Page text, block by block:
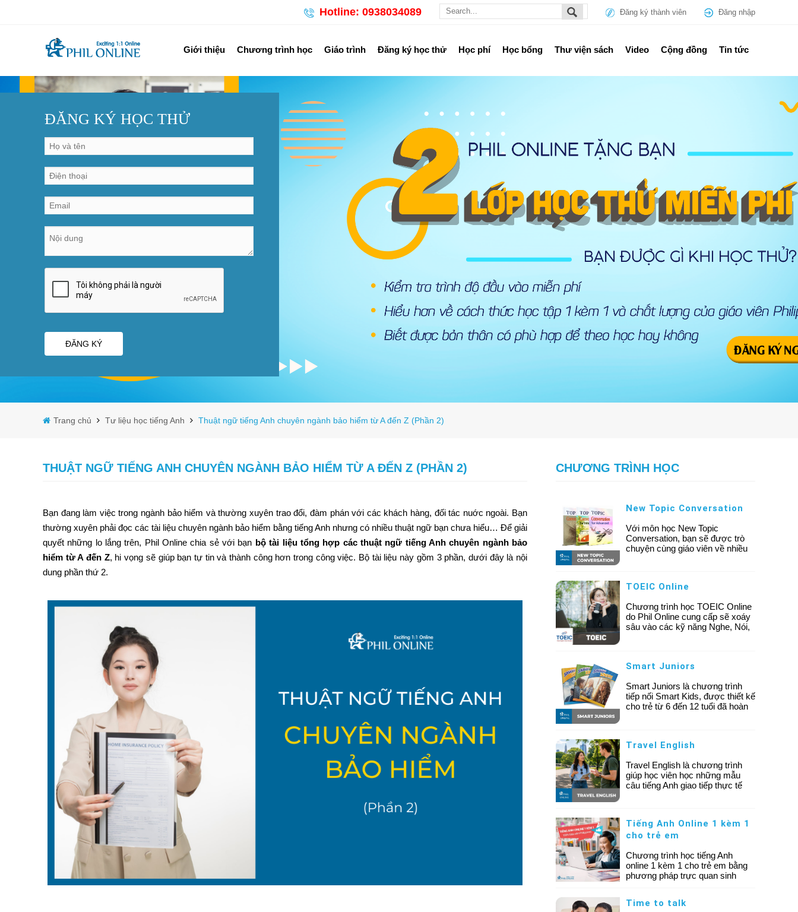
Đăng nhập
Đăng ký thành viên
Hotline: 0938034089
Giới thiệu Chương trình học Giáo trình Đăng ký học thử Học phí Học bổng Thư viện sách Video Cộng đồng Tin tức
ĐĂNG KÝ HỌC THỬ
ĐĂNG KÝ
Trang chủ Tư liệu học tiếng Anh Thuật ngữ tiếng Anh chuyên ngành bảo hiểm từ A đến Z (Phần 2)
CHƯƠNG TRÌNH HỌC
New Topic Conversation
Với môn học New Topic
Conversation, bạn sẽ được trò
chuyện cùng giáo viên về nhiều
xã hội, công việc hay văn hóa.
TOEIC Online
Chương trình học TOEIC Online
do Phil Online cung cấp sẽ xoáy
sâu vào các kỹ năng Nghe, Nói,
đến 40 ngày, được đứng lớp bởi
TOEIC.
Smart Juniors
Smart Juniors là chương trình
tiếp nối Smart Kids, được thiết kế
cho trẻ từ 6 đến 12 tuổi đã hoàn
Travel English
Travel English là chương trình
giúp học viên học những mẫu
câu tiếng Anh giao tiếp thực tế
làm thủ tục tại sân bay, nhận
phòng khách sạn, gọi món tại
hay xử lý các tình huống khẩn
cấp.
Tiếng Anh Online 1 kèm 1
cho trẻ em
Chương trình học tiếng Anh
online 1 kèm 1 cho trẻ em bằng
phương pháp trực quan sinh
nhanh chóng và hiệu quả chỉ sau
Time to talk
THUẬT NGỮ TIẾNG ANH CHUYÊN NGÀNH BẢO HIỂM TỪ A ĐẾN Z (PHẦN 2)
Bạn đang làm việc trong ngành bảo hiểm và thường xuyên trao đổi, đàm phán với các khách hàng, đối tác nuớc ngoài. Bạn
thường xuyên phải đọc các tài liệu chuyên ngành bảo hiểm bằng tiếng Anh nhưng có nhiều thuật ngữ bạn chưa hiểu… Để giải
quyết những lo lắng trên, Phil Online chia sẻ với bạn bộ tài liệu tổng hợp các thuật ngữ tiếng Anh chuyên ngành bảo
hiểm từ A đến Z, hi vọng sẽ giúp bạn tự tin và thành công hơn trong công việc. Bộ tài liệu này gồm 3 phần, dưới đây là nội
dung phần thứ 2.